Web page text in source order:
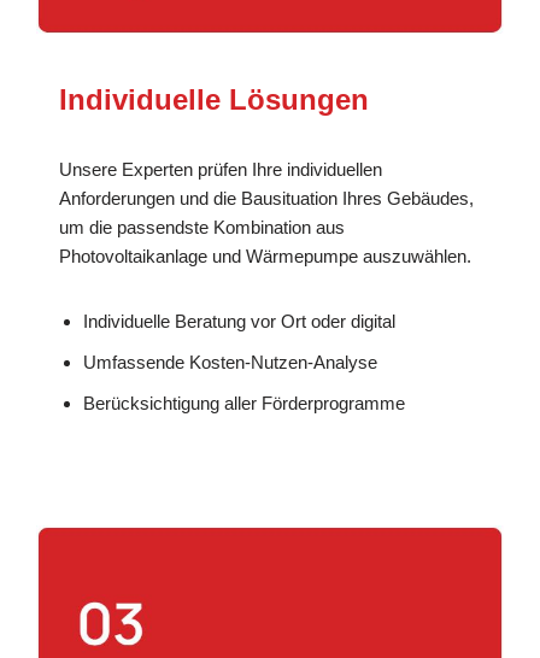
Individuelle Lösungen
Unsere Experten prüfen Ihre individuellen
Anforderungen und die Bausituation Ihres Gebäudes,
um die passendste Kombination aus
Photovoltaikanlage und Wärmepumpe auszuwählen.
Individuelle Beratung vor Ort oder digital
Umfassende Kosten-Nutzen-Analyse
Berücksichtigung aller Förderprogramme